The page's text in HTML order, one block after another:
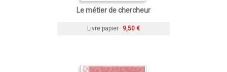
Le métier de chercheur
Livre papier 9,50 €